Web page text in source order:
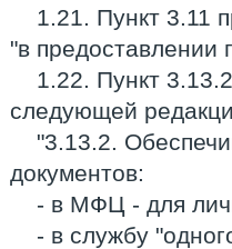
1.21. Пункт 3.11
"в предоставлении
1.22. Пункт
следующей
"3.13.2.
документов:
- в МФЦ - для
- в службу